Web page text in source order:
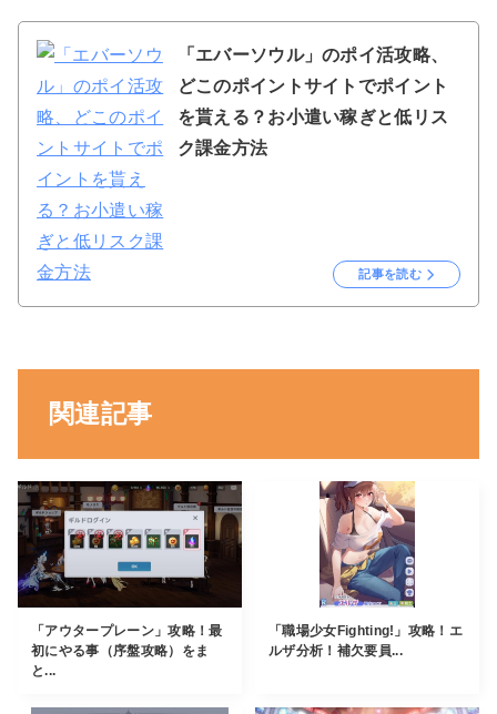
「エバーソウル」のポイ活攻略、
どこのポイントサイトでポイント
を貰える？お小遣い稼ぎと低リス
ク課金方法
記事を読む
関連記事
「アウタープレーン」攻略！最
初にやる事（序盤攻略）をま
と...
「職場少女Fighting!」攻略！エ
ルザ分析！補欠要員...